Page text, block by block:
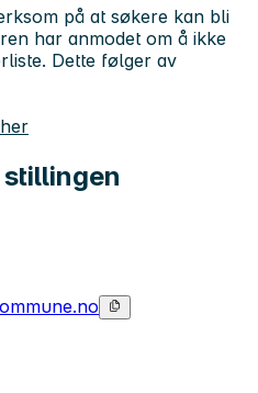
på at søkere kan bli
har anmodet om å ikke
Dette følger av